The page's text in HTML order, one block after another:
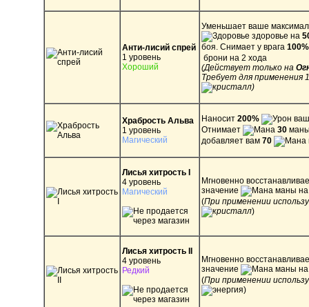
Анти-лисий спрей
1 уровень
Хороший
Уменьшает ваше
здоровье на
боя. Снимает у врага 100%
брони на 2 хода
(Действует только на
Требует для применения
)
Храбрость Альва
1 уровень
Магический
Наносит 200%
Отнимает
30
добавляет вам 70
Лисья хитрость I
4 уровень
Магический
Мгновенно
значение
маны
(При применении
)
Лисья хитрость II
4 уровень
Редкий
Мгновенно
значение
маны
(При применении
)